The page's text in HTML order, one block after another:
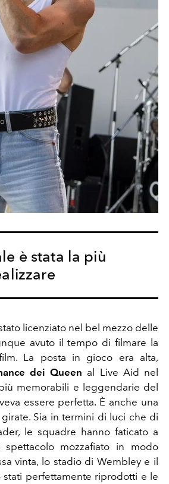
è stata la più
licenziato nel bel mezzo delle
avuto il tempo di filmare la
La posta in gioco era alta,
dei Queen al Live Aid nel
memorabili e leggendarie del
essere perfetta. È anche una
Sia in termini di luci che di
le squadre hanno faticato a
mozzafiato in modo
vinta, lo stadio di Wembley e il
perfettamente riprodotti e le